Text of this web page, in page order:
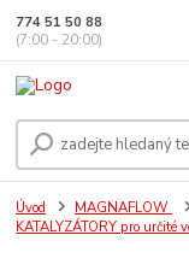
774 51 50 88
(7:00 - 20:00)
Úvod MAGNAFLOW
KATALYZÁTORY pro určité